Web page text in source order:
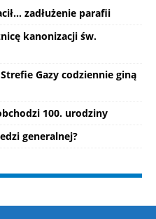
zadłużenie parafii
kanonizacji św.
Gazy codziennie giną
100. urodziny
generalnej?